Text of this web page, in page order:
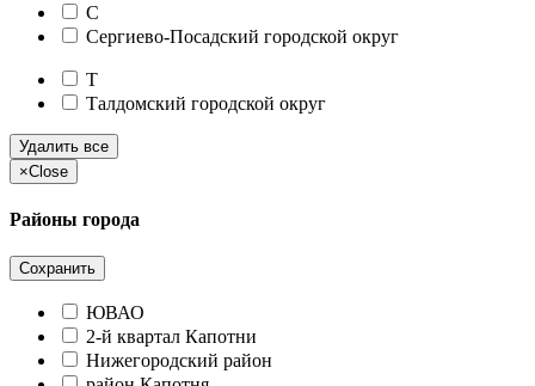
С
Сергиево-Посадский городской округ
Т
Талдомский городской округ
Удалить все
×Close
Районы города
Сохранить
ЮВАО
2-й квартал Капотни
Нижегородский район